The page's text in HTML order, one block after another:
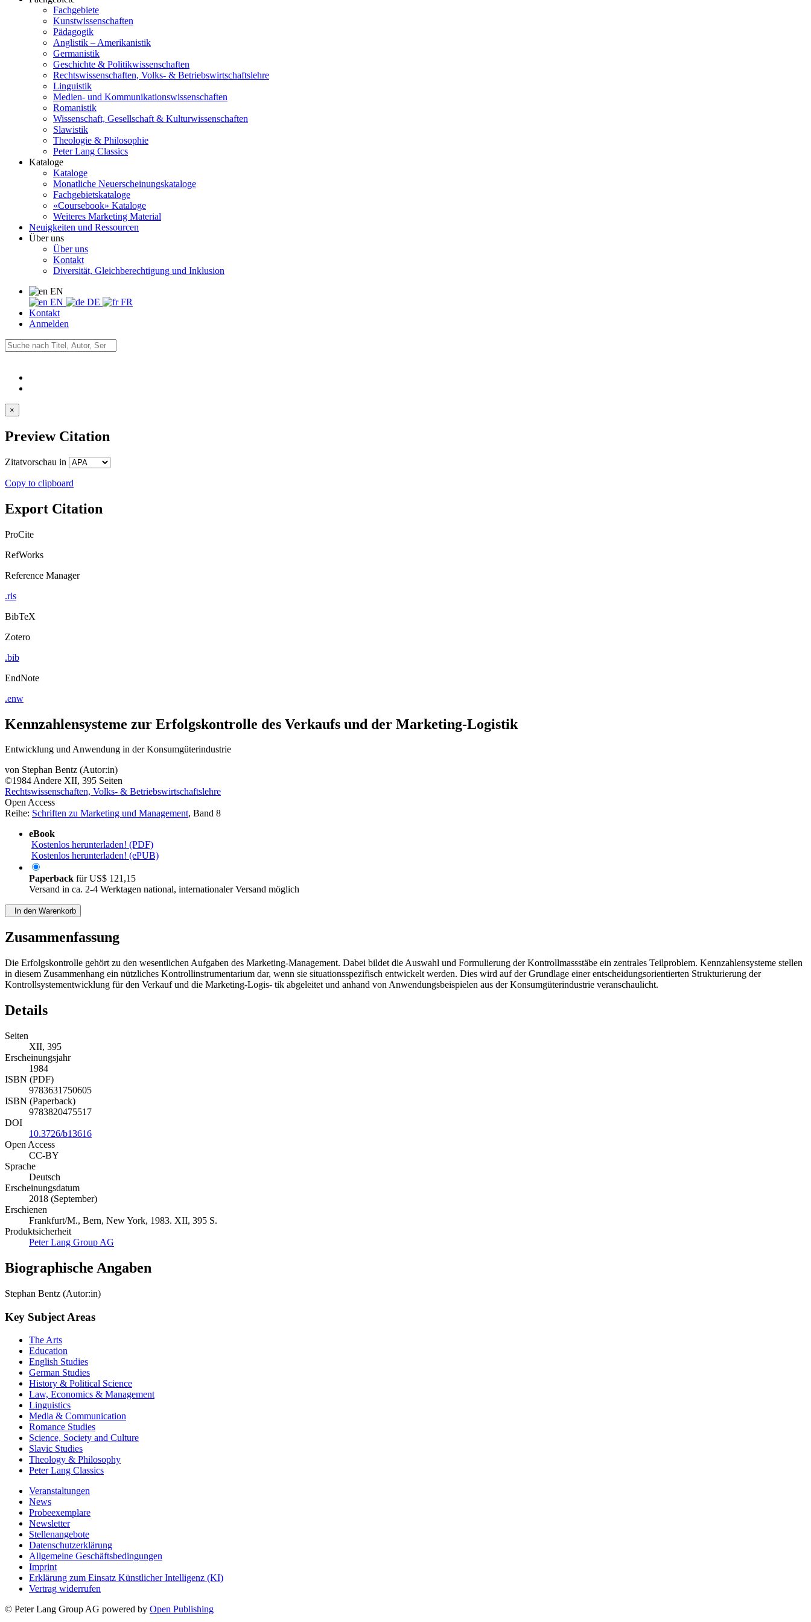
Fachgebiete
Kunstwissenschaften
Pädagogik
Anglistik – Amerikanistik
Germanistik
Geschichte & Politikwissenschaften
Rechtswissenschaften, Volks- & Betriebswirtschaftslehre
Linguistik
Medien- und Kommunikationswissenschaften
Romanistik
Wissenschaft, Gesellschaft & Kulturwissenschaften
Slawistik
Theologie & Philosophie
Peter Lang Classics
Kataloge
Kataloge
Monatliche Neuerscheinungskataloge
Fachgebietskataloge
«Coursebook» Kataloge
Weiteres Marketing Material
Neuigkeiten und Ressourcen
Über uns
Über uns
Kontakt
Diversität, Gleichberechtigung und Inklusion
EN
EN
DE
FR
Kontakt
Anmelden
×
Preview Citation
Zitatvorschau in
Copy to clipboard
Export Citation
ProCite
RefWorks
Reference Manager
.ris
BibTeX
Zotero
.bib
EndNote
.enw
Kennzahlensysteme zur Erfolgskontrolle des Verkaufs und der Marketing-Logistik
Entwicklung und Anwendung in der Konsumgüterindustrie
von Stephan Bentz (Autor:in)
©1984Andere XII, 395 Seiten
Rechtswissenschaften, Volks- & Betriebswirtschaftslehre
Open Access
Reihe: Schriften zu Marketing und Management, Band 8
eBook
Kostenlos herunterladen! (PDF)
Kostenlos herunterladen! (ePUB)
Paperback fürUS$ 121,15
Versand in ca. 2-4 Werktagen national, internationaler Versand möglich
In den Warenkorb
Zusammenfassung
Die Erfolgskontrolle gehört zu den wesentlichen Aufgaben des Marketing-Management. Dabei bildet die Auswahl und Formulierung der Kontrollmassstäbe ein zentrales Teilproblem. Kennzahlensysteme stellen
in diesem Zusammenhang ein nützliches Kontrollinstrumentarium dar, wenn sie situationsspezifisch entwickelt werden. Dies wird auf der Grundlage einer entscheidungsorientierten Strukturierung der
Kontrollsystementwicklung für den Verkauf und die Marketing-Logis- tik abgeleitet und anhand von Anwendungsbeispielen aus der Konsumgüterindustrie veranschaulicht.
Details
Seiten
XII, 395
Erscheinungsjahr
1984
ISBN (PDF)
9783631750605
ISBN (Paperback)
9783820475517
DOI
10.3726/b13616
Open Access
CC-BY
Sprache
Deutsch
Erscheinungsdatum
2018 (September)
Erschienen
Frankfurt/M., Bern, New York, 1983. XII, 395 S.
Produktsicherheit
Peter Lang Group AG
Biographische Angaben
Stephan Bentz (Autor:in)
Key Subject Areas
The Arts
Education
English Studies
German Studies
History & Political Science
Law, Economics & Management
Linguistics
Media & Communication
Romance Studies
Science, Society and Culture
Slavic Studies
Theology & Philosophy
Peter Lang Classics
Veranstaltungen
News
Probeexemplare
Newsletter
Stellenangebote
Datenschutzerklärung
Allgemeine Geschäftsbedingungen
Imprint
Erklärung zum Einsatz Künstlicher Intelligenz (KI)
Vertrag widerrufen
© Peter Lang Group AG powered by Open Publishing